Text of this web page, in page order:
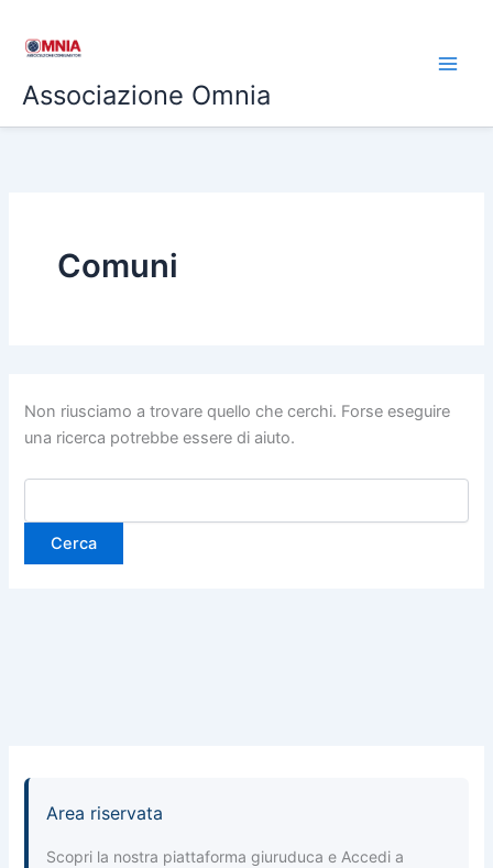
Associazione Omnia
Comuni
Non riusciamo a trovare quello che cerchi. Forse eseguire
una ricerca potrebbe essere di aiuto.
Area riservata
Scopri la nostra piattaforma giuruduca e Accedi a